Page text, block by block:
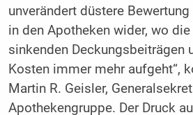
unverändert düstere
in den Apotheken wider, wo
sinkenden Deckungsbeiträgen
Kosten immer mehr aufgeht“,
Martin R. Geisler,
Apothekengruppe. Der Druck